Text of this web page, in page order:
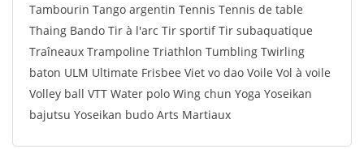
Tambourin Tango argentin Tennis Tennis de table
Thaing Bando Tir à l'arc Tir sportif Tir subaquatique
Traîneaux Trampoline Triathlon Tumbling Twirling
baton ULM Ultimate Frisbee Viet vo dao Voile Vol à voile
Volley ball VTT Water polo Wing chun Yoga Yoseikan
bajutsu Yoseikan budo Arts Martiaux